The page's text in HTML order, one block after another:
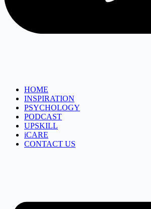
HOME
INSPIRATION
PSYCHOLOGY
PODCAST
UPSKILL
iCARE
CONTACT US